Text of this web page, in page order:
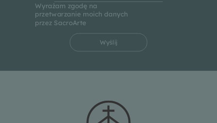
Wyrażam zgodę na
przetwarzanie moich danych
przez SacroArte
Wyślij